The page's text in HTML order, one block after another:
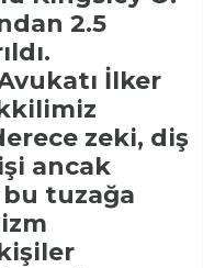
2.5
İlker
zeki, diş
ancak
tuzağa
kişiler